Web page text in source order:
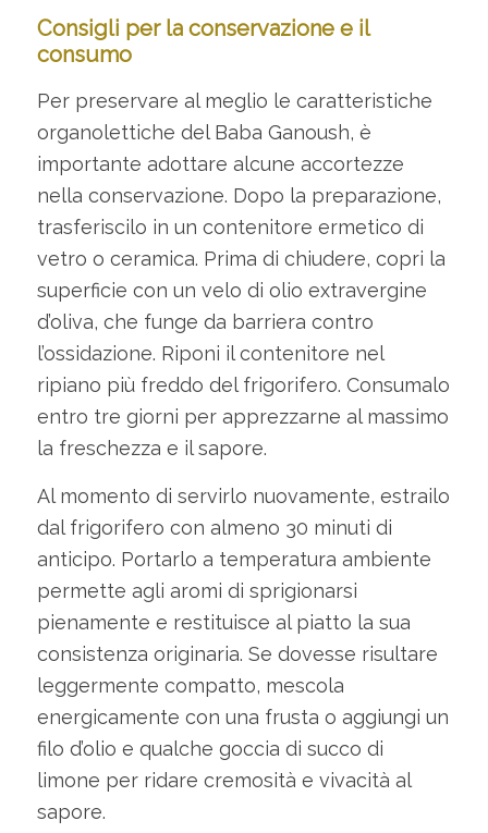
Consigli per la conservazione e il
consumo
Per preservare al meglio le caratteristiche
organolettiche del Baba Ganoush, è
importante adottare alcune accortezze
nella conservazione. Dopo la preparazione,
trasferiscilo in un contenitore ermetico di
vetro o ceramica. Prima di chiudere, copri la
superficie con un velo di olio extravergine
d’oliva, che funge da barriera contro
l’ossidazione. Riponi il contenitore nel
ripiano più freddo del frigorifero. Consumalo
entro tre giorni per apprezzarne al massimo
la freschezza e il sapore.
Al momento di servirlo nuovamente, estrailo
dal frigorifero con almeno 30 minuti di
anticipo. Portarlo a temperatura ambiente
permette agli aromi di sprigionarsi
pienamente e restituisce al piatto la sua
consistenza originaria. Se dovesse risultare
leggermente compatto, mescola
energicamente con una frusta o aggiungi un
filo d’olio e qualche goccia di succo di
limone per ridare cremosità e vivacità al
sapore.